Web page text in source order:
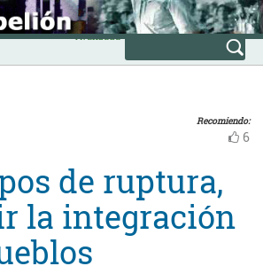
Avanzada
Recomiendo:
6
de ruptura,
la integración